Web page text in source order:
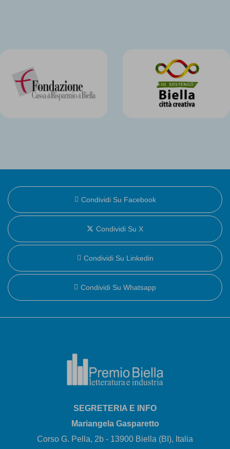
Condividi Su Facebook
Condividi Su X
Condividi Su Linkedin
Condividi Su Whatsapp
SEGRETERIA E INFO
Mariangela Gasparetto
Corso G. Pella, 2b - 13900 Biella (BI), Italia